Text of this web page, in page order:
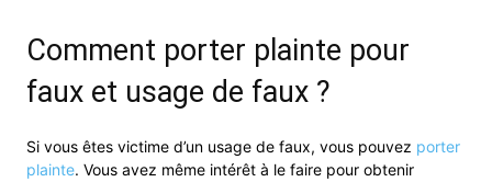
Comment porter plainte pour
faux et usage de faux ?
Si vous êtes victime d’un usage de faux, vous pouvez porter
plainte. Vous avez même intérêt à le faire pour obtenir